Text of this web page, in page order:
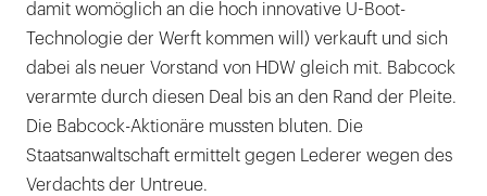
damit womöglich an die hoch innovative U-Boot-
Technologie der Werft kommen will) verkauft und sich
dabei als neuer Vorstand von HDW gleich mit. Babcock
verarmte durch diesen Deal bis an den Rand der Pleite.
Die Babcock-Aktionäre mussten bluten. Die
Staatsanwaltschaft ermittelt gegen Lederer wegen des
Verdachts der Untreue.